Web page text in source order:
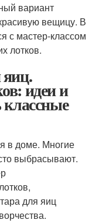
вариант
вещицу. В
с мастер-классом
лотков.
идеи и
классные
в доме. Многие
выбрасывают.
для яиц